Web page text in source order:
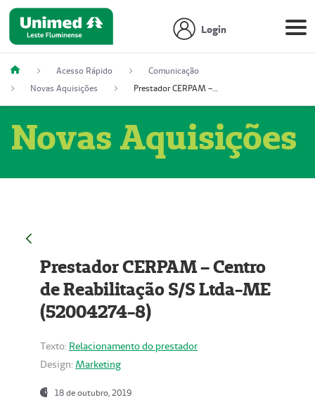
Login
Acesso Rápido
Comunicação
Novas Aquisições
Prestador CERPAM – Centro de Reabilitação S/S Ltda-ME (52004274-8)
Novas Aquisições
Prestador CERPAM – Centro
de Reabilitação S/S Ltda-ME
(52004274-8)
Texto: Relacionamento do prestador
Design: Marketing
18 de outubro, 2019